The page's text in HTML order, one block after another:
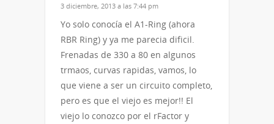
3 diciembre, 2013 a las 7:44 pm
Yo solo conocía el A1-Ring (ahora
RBR Ring) y ya me parecia dificil.
Frenadas de 330 a 80 en algunos
trmaos, curvas rapidas, vamos, lo
que viene a ser un circuito completo,
pero es que el viejo es mejor!! El
viejo lo conozco por el rFactor y